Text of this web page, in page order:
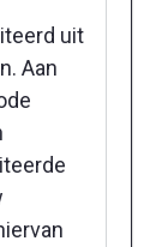
uit
Aan